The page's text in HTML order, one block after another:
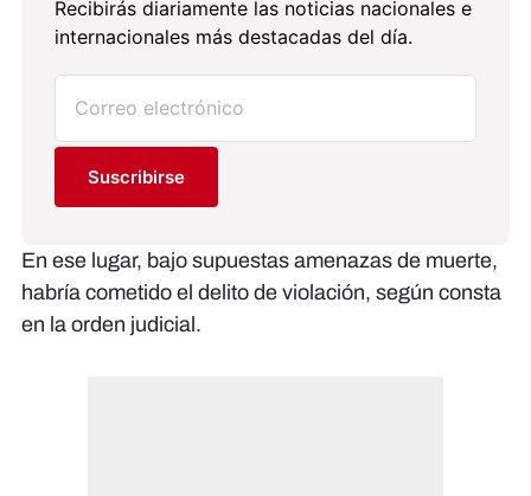
Recibirás diariamente las noticias nacionales e
internacionales más destacadas del día.
Suscribirse
En ese lugar, bajo supuestas amenazas de muerte,
habría cometido el delito de violación, según consta
en la orden judicial.